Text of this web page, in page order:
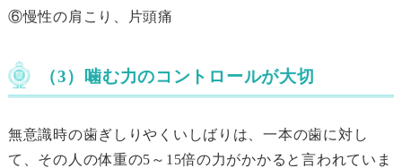
⑥慢性の肩こり、片頭痛
（3）噛む力のコントロールが大切
無意識時の歯ぎしりやくいしばりは、一本の歯に対し
て、その人の体重の5～15倍の力がかかると言われていま